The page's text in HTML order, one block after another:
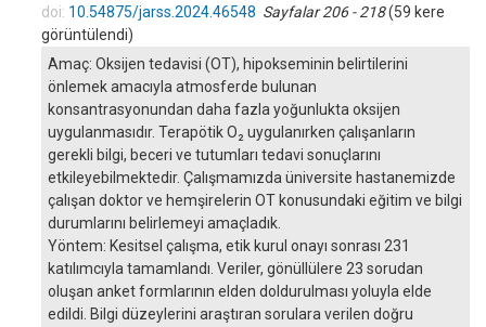
doi: 10.54875/jarss.2024.46548 Sayfalar 206 - 218(59 kere
görüntülendi)
Amaç: Oksijen tedavisi (OT), hipokseminin belirtilerini
önlemek amacıyla atmosferde bulunan
konsantrasyonundan daha fazla yoğunlukta oksijen
uygulanmasıdır. Terapötik O₂ uygulanırken çalışanların
gerekli bilgi, beceri ve tutumları tedavi sonuçlarını
etkileyebilmektedir. Çalışmamızda üniversite hastanemizde
çalışan doktor ve hemşirelerin OT konusundaki eğitim ve bilgi
durumlarını belirlemeyi amaçladık.
Yöntem: Kesitsel çalışma, etik kurul onayı sonrası 231
katılımcıyla tamamlandı. Veriler, gönüllülere 23 sorudan
oluşan anket formlarının elden doldurulması yoluyla elde
edildi. Bilgi düzeylerini araştıran sorulara verilen doğru